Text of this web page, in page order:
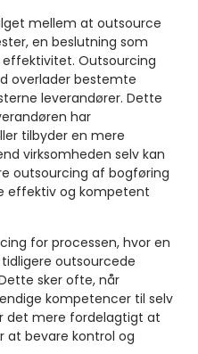
mellem at outsource
en beslutning som
Outsourcing
overlader bestemte
leverandører. Dette
har
tilbyder en mere
virksomheden selv kan
outsourcing af bogføring
effektiv og kompetent
for processen, hvor en
outsourcede
sker ofte, når
kompetencer til selv
det mere fordelagtigt at
at bevare kontrol og